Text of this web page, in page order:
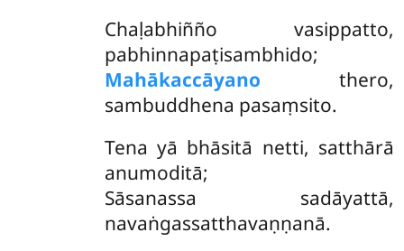
Chaḷabhiñño vasippatto,
pabhinnapaṭisambhido;
Mahākaccāyano thero,
sambuddhena pasaṃsito.
Tenayā bhāsitā netti, satthārā
anumoditā;
Sāsanassa sadāyattā,
navaṅgassatthavaṇṇanā.